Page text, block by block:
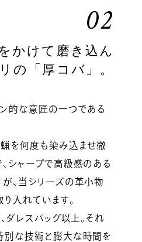
02
かけて磨き込ん
の「厚コバ」。
的な意匠の一つである
を何度も染み込ませ徹
シャープで高級感のある
、当シリーズの革小物
り入れています。
ダレスバッグ以上。それ
別な技術と膨大な時間を